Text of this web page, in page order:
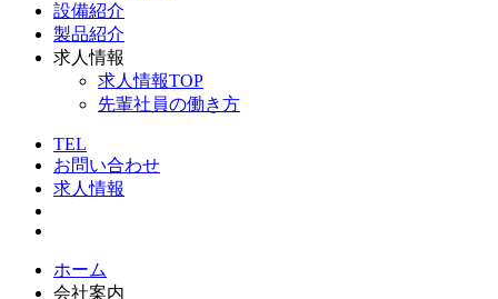
設備紹介
製品紹介
求人情報
求人情報TOP
先輩社員の働き方
TEL
お問い合わせ
求人情報
ホーム
会社案内